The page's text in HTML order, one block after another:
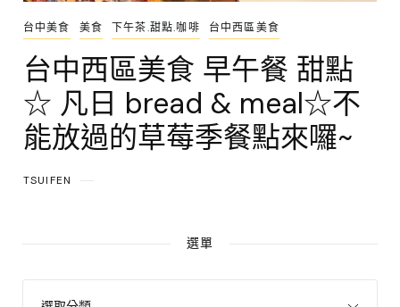
台中美食 美食 下午茶.甜點.咖啡 台中西區美食
台中西區美食 早午餐 甜點
☆ 凡日 bread & meal☆不
能放過的草莓季餐點來囉~
TSUIFEN
選單